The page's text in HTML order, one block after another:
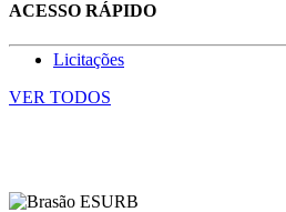
ACESSO RÁPIDO
Licitações
VER TODOS